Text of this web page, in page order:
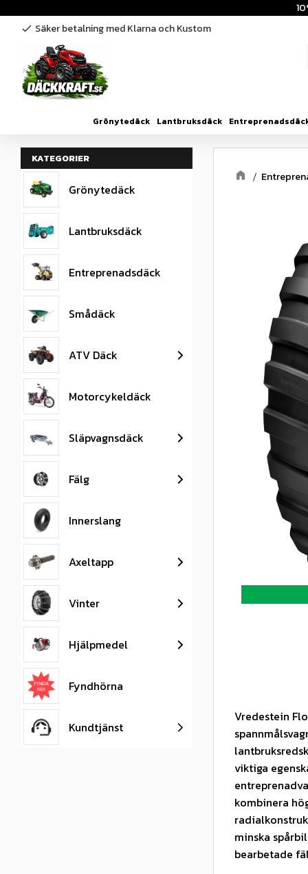
check Säker betalning med Klarna och Kustom
Grönytedäck Lantbruksdäck
Vredestein
viktiga
kombinera
minska
bearbetade
KATEGORIER
Grönytedäck
Lantbruksdäck
Entreprenadsdäck
Smådäck
ATV Däck
Motorcykeldäck
Släpvagnsdäck
Fälg
Innerslang
Axeltapp
Vinter
Hjälpmedel
Fyndhörna
Kundtjänst